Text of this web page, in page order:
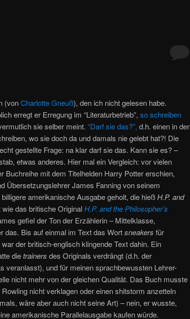
(vonCharlotte Gneuß), den ich nicht gelesen habe.
erregt er Erregung im “Literaturbetrieb”, so schreiben
sie selber meint. “Darf sie das?”, d.h. einen in der
wo sie doch da und damals nie gelebt hat?! Die
gestellte Frage: na klar darf sie das. Kann sie es? –
etwas anderes. Hier mal ein Vergleich: vor vielen
Buchreihe mit dem Titelhelden Harry Potter erschien,
Übersetzungslehrer James Fanning von seinem
amerikanische Ausgabe geholt, die hießH.P. and
wie das britische OriginalH.P. and the Philosopher’s
gefiel der Ton der Erzählerin – Mittelklasse,
das. Bis auf einmal im Text das Wortsneakers für
der britisch-englisch klingende Text dahin. Ein
dietrainers des Originals verdrängt (d.h. der
veranlasst), und für meinen sprachbewussten Lehrer-
nicht mehr von der gleichen Qualität. Das Buch musste
nicht verklagen oder einen shitstorm anzetteln
wäre aber auch nicht seine Art) – nein, er wusste,
amerikanische Parallelausgabe kaufen würde.